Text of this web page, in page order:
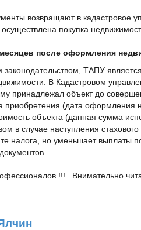
возвращают в кадастровое
покупка
после оформления
законодательством, ТАПУ
В Кадастровом
принадлежал объект до
приобретения (дата оформления
объекта (данная сумма
в случае наступления
налога, но уменьшает выплаты
!!! Внимательно